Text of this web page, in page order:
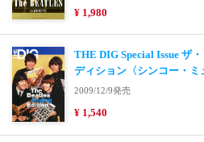
¥ 1,980
THE DIG Special Issue ザ
ディション〈シンコー・ミ
2009/12/9発売
¥ 1,540